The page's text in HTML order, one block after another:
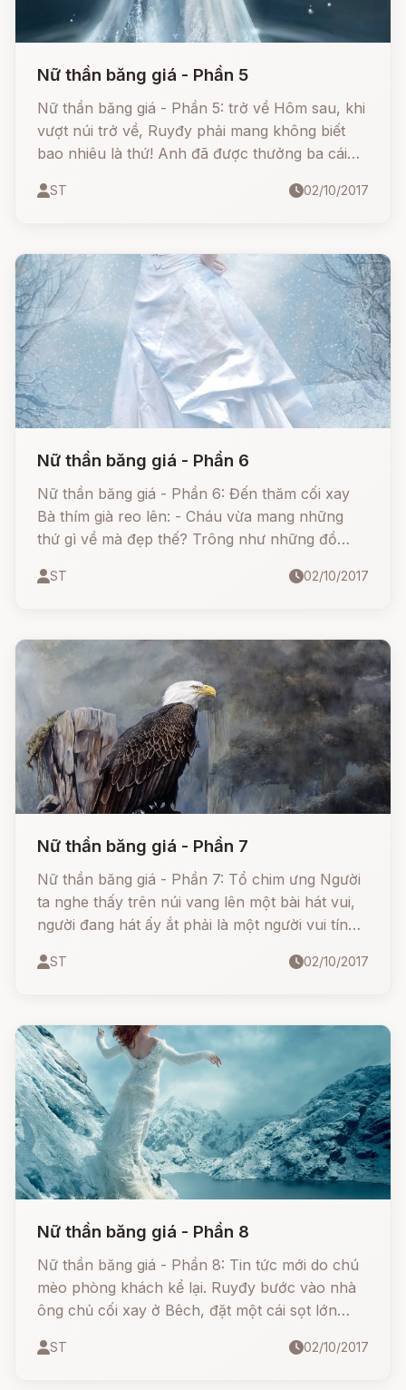
Nữ thần băng giá - Phần 5
Nữ thần băng giá - Phần 5: trở về Hôm sau, khi
vượt núi trở về, Ruyđy phải mang không biết
bao nhiêu là thứ! Anh đã được thưởng ba cái
đồ ăn bằng bạc.
ST 02/10/2017
Nữ thần băng giá - Phần 6
Nữ thần băng giá - Phần 6: Đến thăm cối xay
Bà thím già reo lên: - Cháu vừa mang những
thứ gì về mà đẹp thế? Trông như những đồ
ST 02/10/2017
Nữ thần băng giá - Phần 7
Nữ thần băng giá - Phần 7: Tổ chim ưng Người
ta nghe thấy trên núi vang lên một bài hát vui,
người đang hát ấy ắt phải là một người vui tính
đi tìm người bạn thân là Vơnixăng và bảo:
ST 02/10/2017
Nữ thần băng giá - Phần 8
Nữ thần băng giá - Phần 8: Tin tức mới do chú
mèo phòng khách kể lại. Ruyđy bước vào nhà
ông chủ cối xay ở Bêch, đặt một cái sọt lớn
ST 02/10/2017